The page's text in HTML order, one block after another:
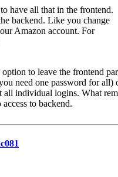
have all that in the frontend.
backend. Like you change
Amazon account. For
to leave the frontend
need one password for all)
all individual logins. What
to backend.